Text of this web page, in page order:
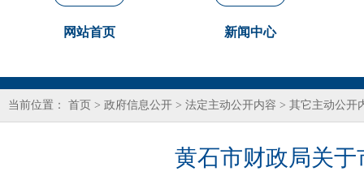
网站首页 新闻中心
当前位置： 首页 > 政府信息公开 > 法定主动公开内容 > 其它主动公开
黄石市财政局关